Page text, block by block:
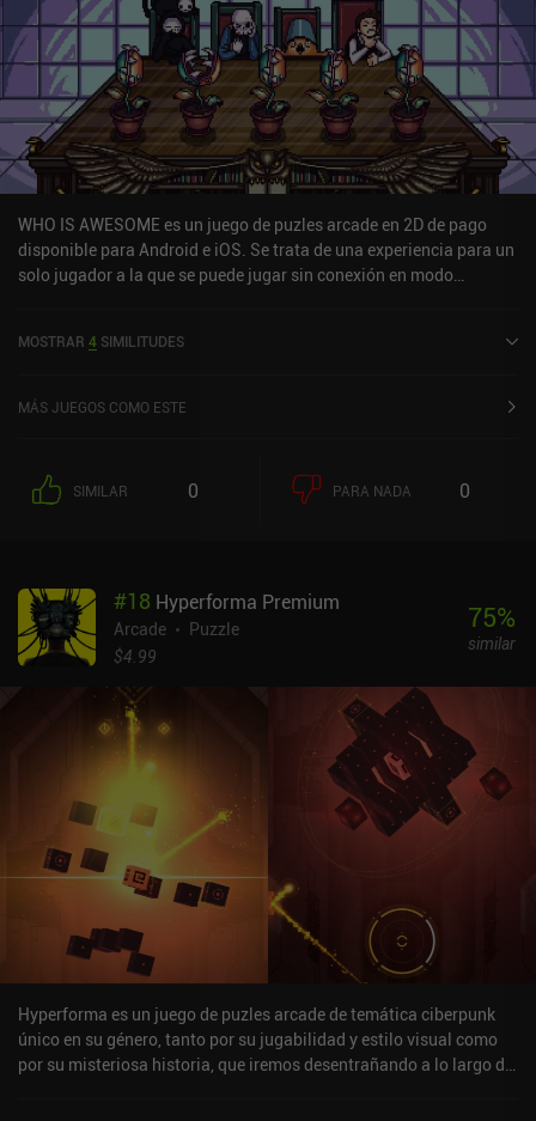
WHO IS AWESOME es un juego de puzles arcade en 2D de pago
disponible para Android e iOS. Se trata de una experiencia para un
solo jugador a la que se puede jugar sin conexión en modo
Play y de 5 sobre 5,0 en la App Store de iOS.
MOSTRAR 4 SIMILITUDES
MÁS JUEGOS COMO ESTE
SIMILAR 0 PARA NADA 0
#18 Hyperforma Premium
Arcade
Puzzle
$4.99
75%
similar
Hyperforma es un juego de puzles arcade de temática ciberpunk
único en su género, tanto por su jugabilidad y estilo visual como
por su misteriosa historia, que iremos desentrañando a lo largo de